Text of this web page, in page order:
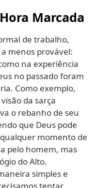
Marcada
de trabalho,
menos provável:
na experiência
no passado foram
Como exemplo,
da sarça
o rebanho de seu
que Deus pode
momento de
pelo homem, mas
do Alto.
simples e